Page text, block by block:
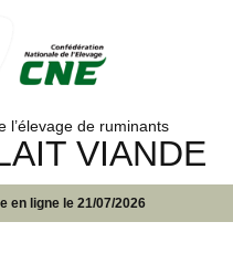
l’élevage de ruminants
VIANDE
en ligne le 21/07/2026